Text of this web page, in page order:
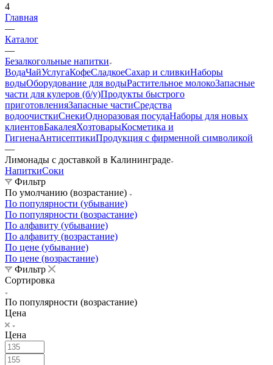
4
Главная
—
Каталог
—
Безалкогольные напитки
ВодаЧайУслугаКофеСладкоеСахар и сливкиНаборы
водыОборудование для водыРастительное молокоЗапасные
части для кулеров (б/у)Продукты быстрого
приготовленияЗапасные частиСредства
водоочисткиСнекиОдноразовая посудаНаборы для новых
клиентовБакалеяХозтоварыКосметика и
ГигиенаАнтисептикиПродукция с фирменной символикой
—
Лимонады с доставкой в Калининграде
НапиткиСоки
Фильтр
По умолчанию (возрастание)
По популярности (убывание)
По популярности (возрастание)
По алфавиту (убывание)
По алфавиту (возрастание)
По цене (убывание)
По цене (возрастание)
Фильтр
Сортировка
По популярности (возрастание)
Цена
Цена